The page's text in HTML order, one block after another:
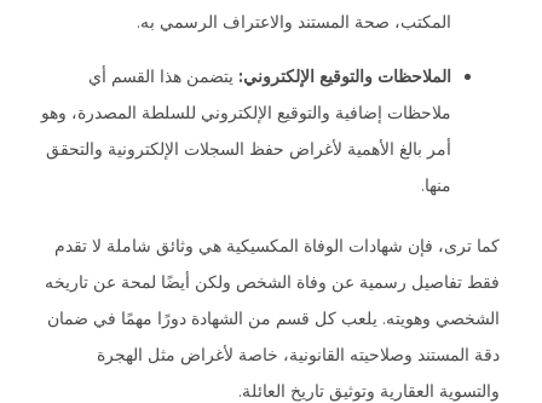
المكتب، صحة المستند والاعتراف الرسمي به.
الملاحظات والتوقيع الإلكتروني: يتضمن هذا القسم أي
ملاحظات إضافية والتوقيع الإلكتروني للسلطة المصدرة، وهو
أمر بالغ الأهمية لأغراض حفظ السجلات الإلكترونية والتحقق
منها.
كما ترى، فإن شهادات الوفاة المكسيكية هي وثائق شاملة لا تقدم
فقط تفاصيل رسمية عن وفاة الشخص ولكن أيضًا لمحة عن تاريخه
الشخصي وهويته. يلعب كل قسم من الشهادة دورًا مهمًا في ضمان
دقة المستند وصلاحيته القانونية، خاصة لأغراض مثل الهجرة
والتسوية العقارية وتوثيق تاريخ العائلة.